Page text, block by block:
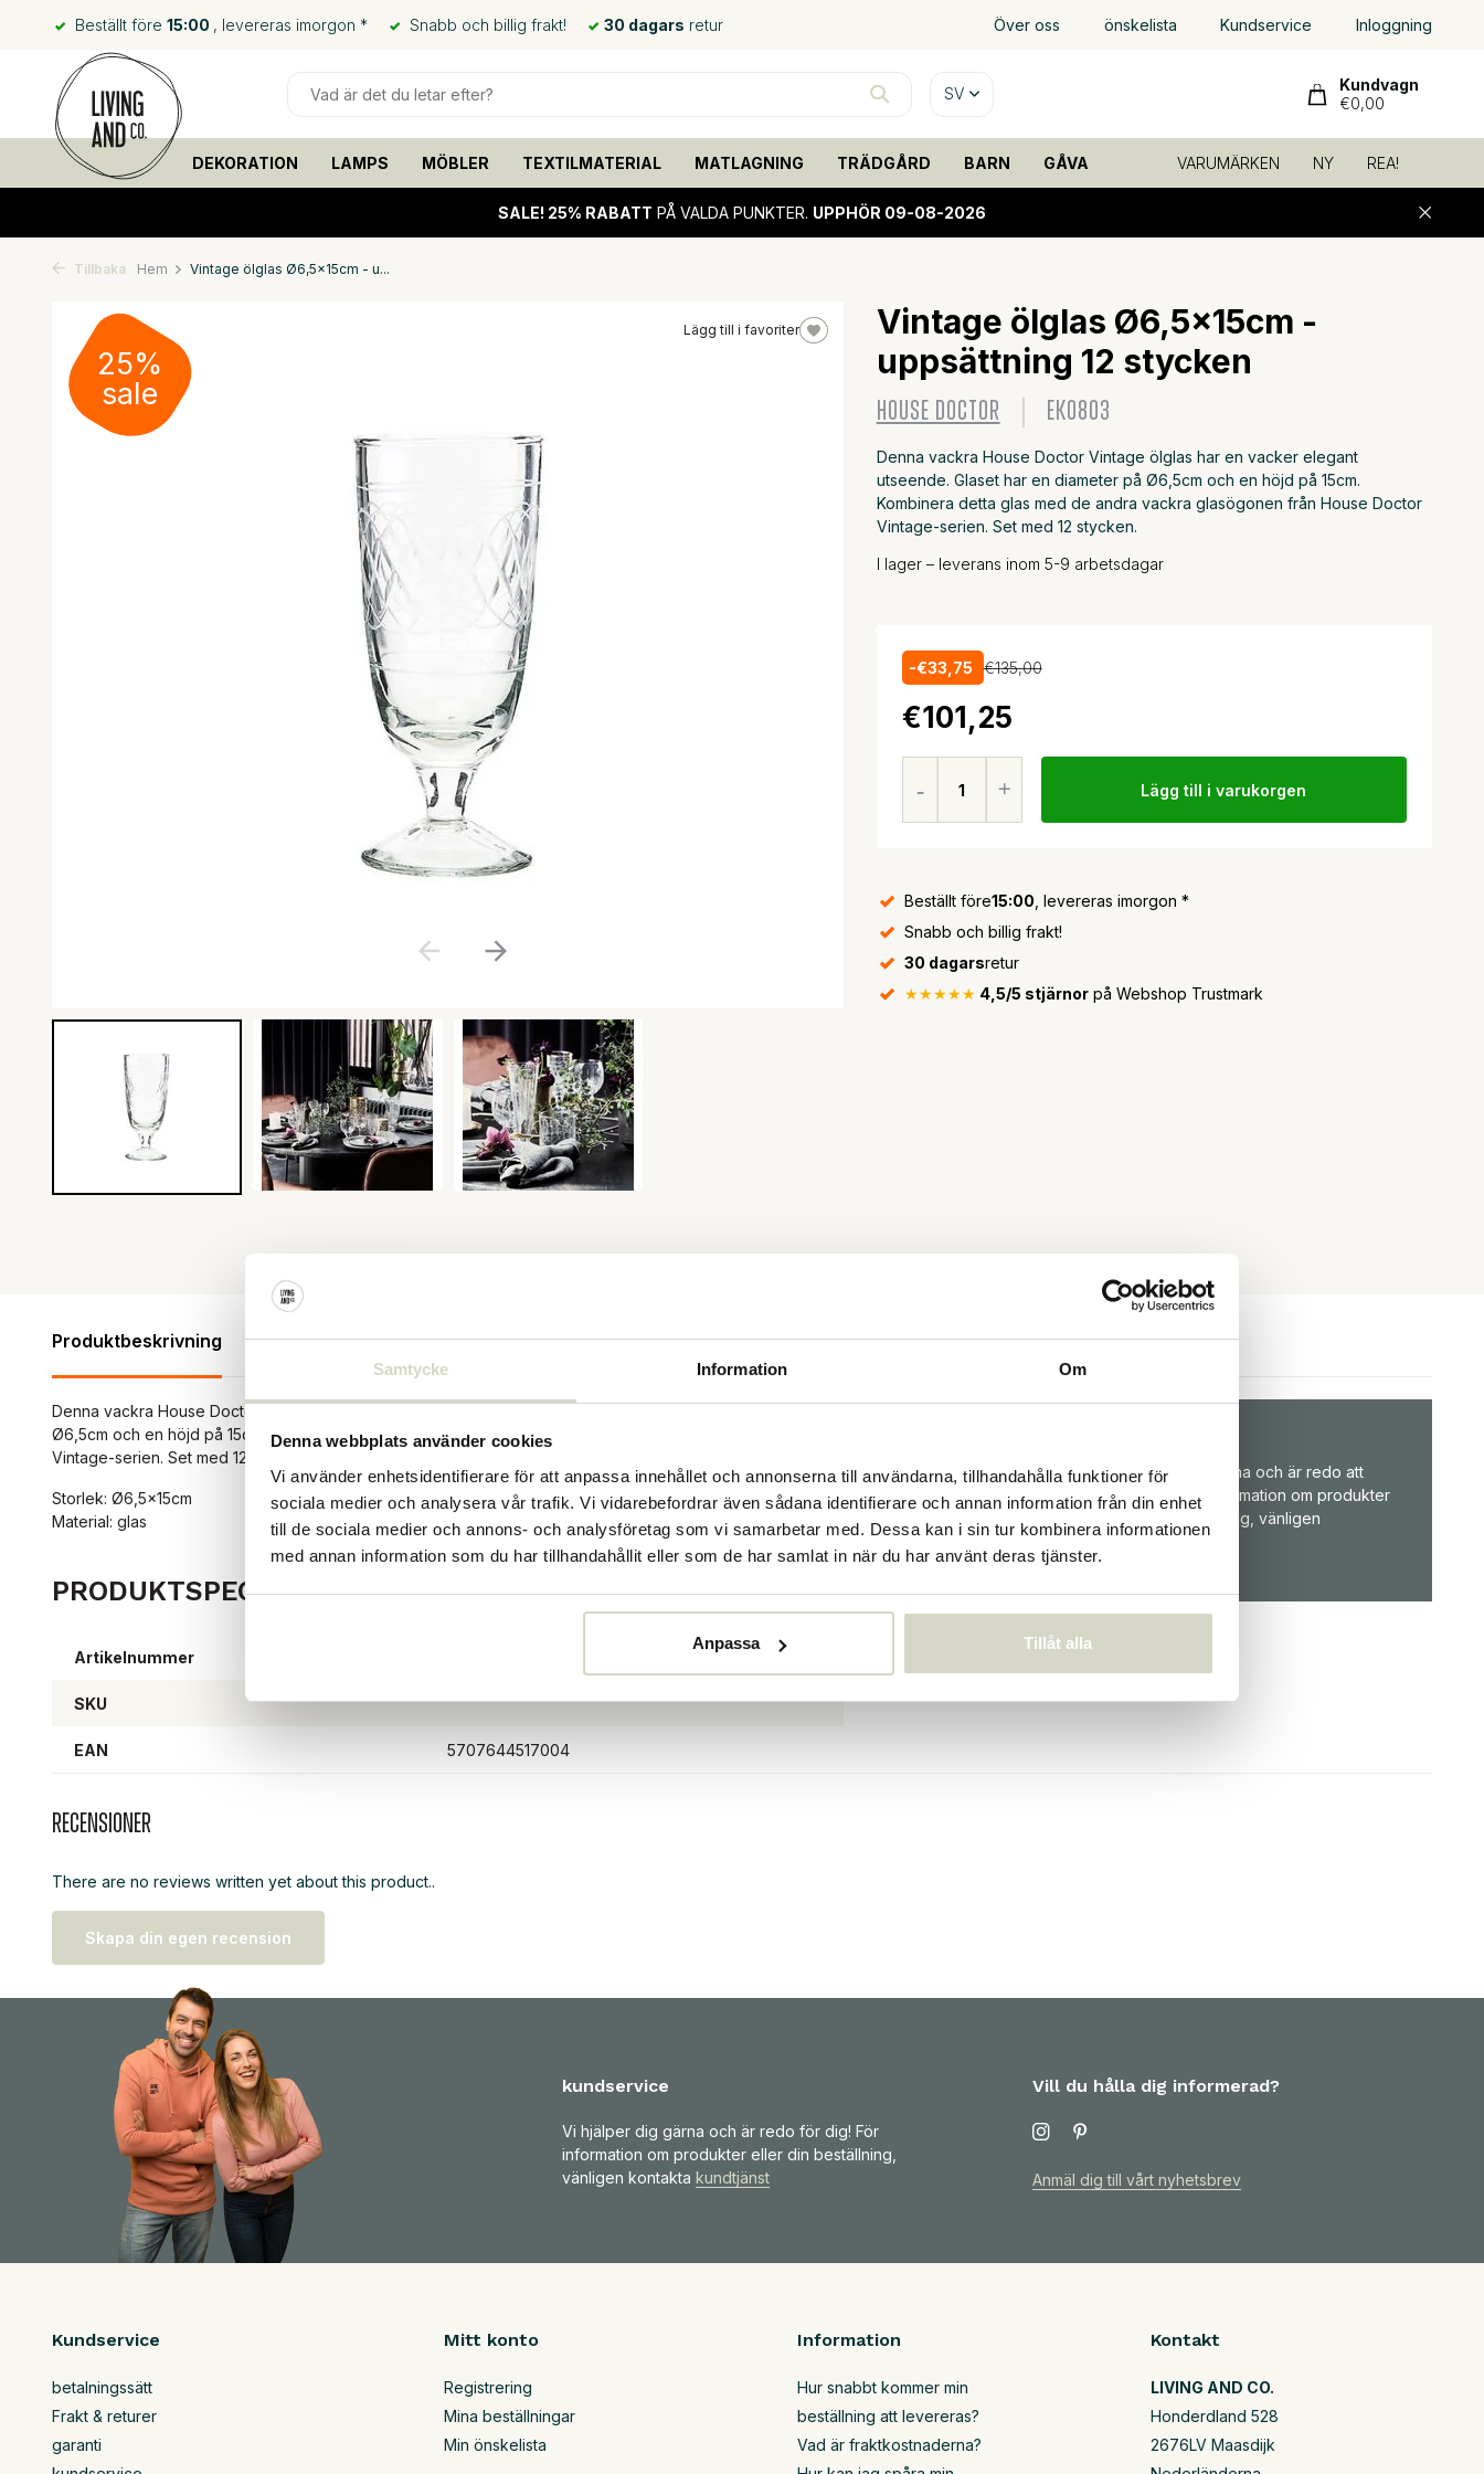
Samtycke Information Om
Denna webbplats använder cookies
Vi använder enhetsidentifierare för att anpassa innehållet och annonserna till användarna, tillhandahålla funktioner för
sociala medier och analysera vår trafik. Vi vidarebefordrar även sådana identifierare och annan information från din enhet
till de sociala medier och annons- och analysföretag som vi samarbetar med. Dessa kan i sin tur kombinera informationen
med annan information som du har tillhandahållit eller som de har samlat in när du har använt deras tjänster.
Anpassa Tillåt alla
Beställt före 15:00 , levereras imorgon * Snabb och billig frakt! 30 dagars retur Över oss önskelista Kundservice Inloggning
SV
Kundvagn
€0,00
DEKORATION LAMPS MÖBLER TEXTILMATERIAL MATLAGNING TRÄDGÅRD BARN GÅVA VARUMÄRKEN NY REA!
SALE! 25% RABATT PÅ VALDA PUNKTER. UPPHÖR 09-08-2026
Tillbaka Hem Vintage ölglas Ø6,5x15cm - u...
Lägg till i favoriter
25%
sale
25%
sale
Vintage ölglas Ø6,5x15cm -
uppsättning 12 stycken
HOUSE DOCTOR EK0803
Denna vackra House Doctor Vintage ölglas har en vacker elegant
utseende. Glaset har en diameter på Ø6,5cm och en höjd på 15cm.
Kombinera detta glas med de andra vackra glasögonen från House Doctor
Vintage-serien. Set med 12 stycken.
I lager – leverans inom 5-9 arbetsdagar
-€33,75 €135,00
€101,25
Lägg till i varukorgen
Beställt före15:00 , levereras imorgon *
Snabb och billig frakt!
30 dagarsretur
★★★★★ 4,5/5 stjärnorpå Webshop Trustmark
Produktbeskrivning Produktspecifikationer Recensioner
Denna vackra House Doctor Vintage ölglas har en vacker elegant utseende. Glaset har en diameter på
Ø6,5cm och en höjd på 15cm. Kombinera detta glas med de andra vackra glasögonen från House Doctor
Vintage-serien. Set med 12 stycken.
Storlek: Ø6,5x15cm
Material: glas
PRODUKTSPECIFIKATIONER
Artikelnummer
SKU
EAN 5707644517004
Vi hjälper dig gärna och är redo att
hjälpa till! För information om produkter
eller din beställning, vänligen
kundservice.
Recensioner
There are no reviews written yet about this product..
Skapa din egen recension
kundservice
Vi hjälper dig gärna och är redo för dig! För
information om produkter eller din beställning,
vänligen kontakta kundtjänst
Vill du hålla dig informerad?
Anmäl dig till vårt nyhetsbrev
Kundservice
betalningssätt
Frakt & returer
garanti
Mitt konto
Registrering
Mina beställningar
Min önskelista
Information
Hur snabbt kommer min
beställning att levereras?
Vad är fraktkostnaderna?
Kontakt
LIVING AND CO.
Honderdland 528
2676LV Maasdijk